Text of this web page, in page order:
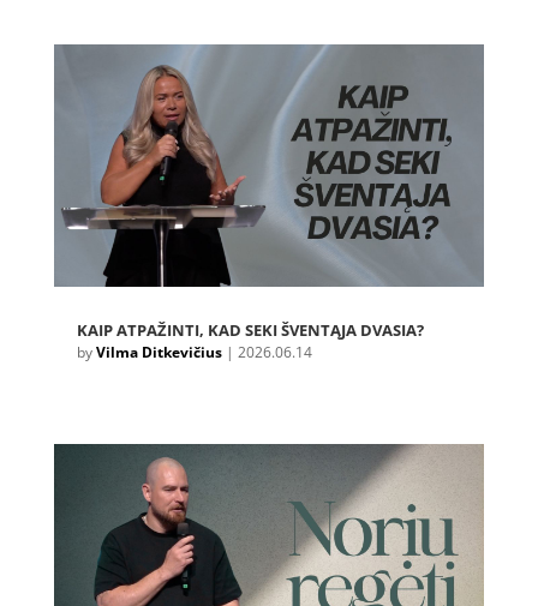
KAIP ATPAŽINTI, KAD SEKI ŠVENTĄJA DVASIA?
byVilma Ditkevičius| 2026.06.14